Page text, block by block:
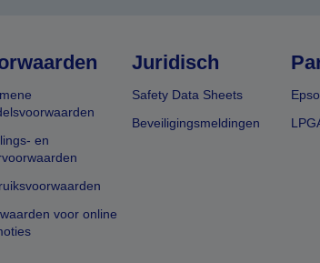
en
voor online
Juridisch
Safety Data Sheets
Beveiligingsmeldingen